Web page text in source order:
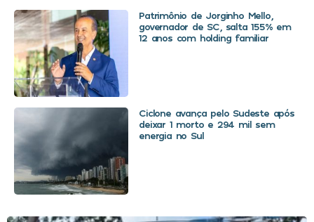
Patrimônio de Jorginho Mello,
governador de SC, salta 155% em
12 anos com holding familiar
Ciclone avança pelo Sudeste após
deixar 1 morto e 294 mil sem
energia no Sul